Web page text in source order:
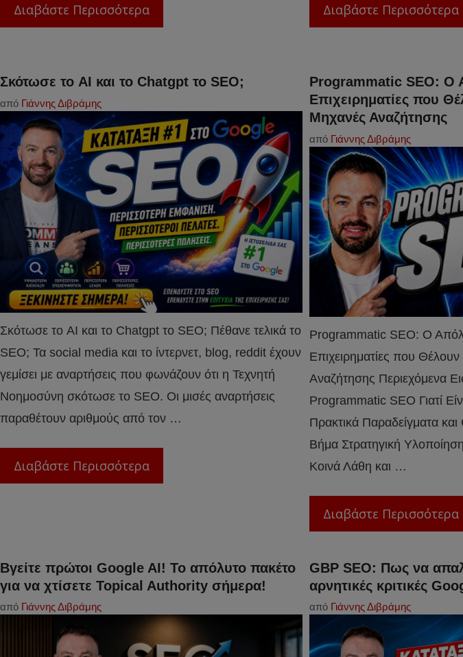
Διαβάστε Περισσότερα Διαβάστε Περισσότερα
Σκότωσε το AI και το Chatgpt το SEO;
από Γιάννης Διβράμης
Σκότωσε το AI και το Chatgpt το SEO; Πέθανε τελικά το
SEO; Τα social media και το ίντερνετ, blog, reddit έχουν
γεμίσει με αναρτήσεις που φωνάζουν ότι η Τεχνητή
Νοημοσύνη σκότωσε το SEO. Οι μισές αναρτήσεις
παραθέτουν αριθμούς από τον …
Διαβάστε Περισσότερα
Programmatic SEO: Ο
Επιχειρηματίες που
Μηχανές Αναζήτησης
από Γιάννης Διβράμης
Programmatic SEO: Ο
Επιχειρηματίες που
Αναζήτησης Περιεχόμενα
Programmatic SEO Γιατί
Πρακτικά Παραδείγματα
Βήμα Στρατηγική
Κοινά Λάθη και …
Διαβάστε Περισσότερα
Βγείτε πρώτοι Google AI! Το απόλυτο πακέτο
για να χτίσετε Topical Authority σήμερα!
από Γιάννης Διβράμης
GBP SEO: Πως να
αρνητικές κριτικές
από Γιάννης Διβράμης